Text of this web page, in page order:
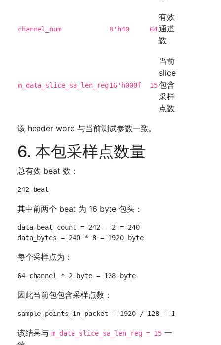
channel_num 8'h40 64
有效
通道
数
m_data_slice_sa_len_reg16'h000f 15
当前
slice
包含
采样
点数
该 header word 与当前测试参数一致。
6. 本包采样点数量
总有效 beat 数：
其中前两个 beat 为 16 byte 包头：
data_beat_count = 242 - 2 = 240
每个采样点为：
因此当前包包含采样点数：
该结果与 m_data_slice_sa_len_reg = 15 一